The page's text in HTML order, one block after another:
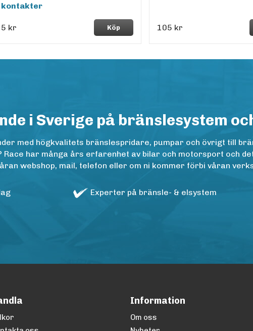
kontakter
5 kr Köp 105 kr
i Sverige på bränslesystem
med högkvalitets bränslespridare, pumpar och övrigt till
Race har många års erfarenhet av bilar och motorsport och
webshop, mail, telefon eller om ni kommer förbi våran
Experter på bränsle- & elsystem
Information
Om oss